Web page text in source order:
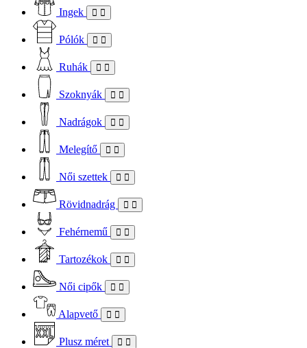
Ingek
Pólók
Ruhák
Szoknyák
Nadrágok
Melegítő
Női szettek
Rövidnadrág
Fehérnemű
Tartozékok
Női cipők
Alapvető
Plusz méret